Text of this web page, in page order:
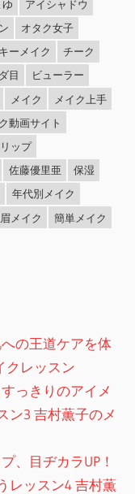
ゆ
アイシャドウ
オタク女子
ーメイク
チーク
目
ビューラー
メイク
メイク上手
動画サイト
リップ
佐藤優里亜
保湿
年代別メイク
眉メイク
簡単メイク
の王道ケアを体
クレッスン
っきりのアイメ
ン3 吉村薫子のメ
、目ヂカラUP！
レッスン4 吉村薫